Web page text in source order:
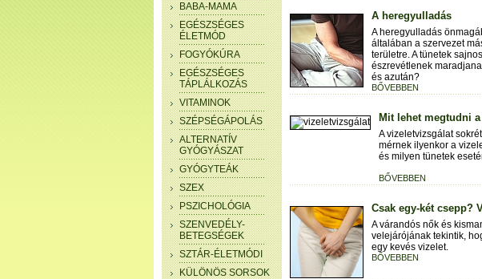
BABA-MAMA
EGÉSZSÉGES
ÉLETMÓD
FOGYÓKÚRA
EGÉSZSÉGES
TÁPLÁLKOZÁS
VITAMINOK
SZÉPSÉGÁPOLÁS
ALTERNATÍV
GYÓGYÁSZAT
GYÓGYTEÁK
SZEX
PSZICHOLÓGIA
SZENVEDÉLY-
BETEGSÉGEK
SZTÁR-ÉLETMÓDI
KÜLÖNÖS SORSOK
A heregyulladás
A heregyulladás
általában a szervezet
területre. A tünetek
észrevétlenek
és azután?
BŐVEBBEN
Mit lehet megtudni
A vizeletvizsgálat
mérnek ilyenkor a
és milyen tünetek
BŐVEBBEN
Csak egy-két csepp?
A várandós nők és
velejárójának tekintik,
egy kevés vizelet.
BŐVEBBEN